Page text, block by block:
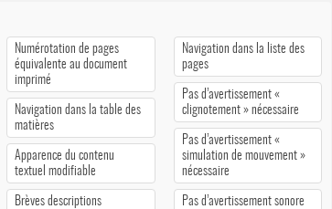
Numérotation de pages
équivalente au document
imprimé
Navigation dans la table des
matières
Apparence du contenu
textuel modifiable
Brèves descriptions
Navigation dans la liste des
pages
Pas d’avertissement «
clignotement » nécessaire
Pas d’avertissement «
simulation de mouvement »
nécessaire
Pas d’avertissement sonore